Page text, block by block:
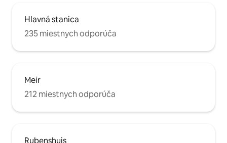
Hlavná stanica
235 miestnych odporúča
Meir
212 miestnych odporúča
Rubenshuis